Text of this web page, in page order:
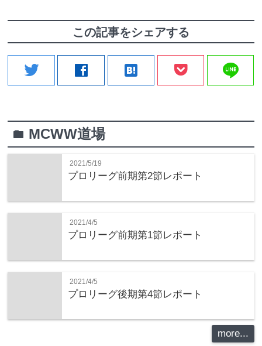
この記事をシェアする
twitter facebook hatenabookmark line
folder MCWW道場
2021/5/19
プロリーグ前期第2節レポート
2021/4/5
プロリーグ前期第1節レポート
2021/4/5
プロリーグ後期第4節レポート
more...